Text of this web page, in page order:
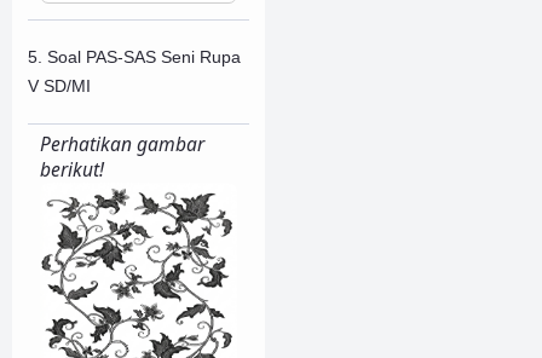
5. Soal PAS-SAS Seni Rupa
V SD/MI
Perhatikan gambar
berikut!